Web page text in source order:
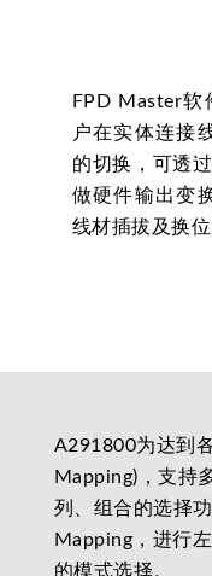
FPD Master软
户在实体连接
的切换，可透
做硬件输出变
线材插拔及换位
A291800为达到
Mapping)，支持
列、组合的选择
Mapping，进行
的模式选择。